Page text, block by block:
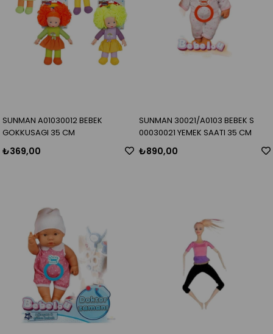
SUNMAN A01030012 BEBEK
GOKKUSAGI 35 CM
₺369,00
SUNMAN 30021/A0103 BEBEK S
00030021 YEMEK SAATI 35 CM
₺890,00